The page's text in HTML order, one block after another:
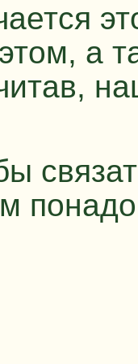
а